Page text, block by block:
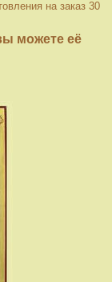
на заказ 30
можете её